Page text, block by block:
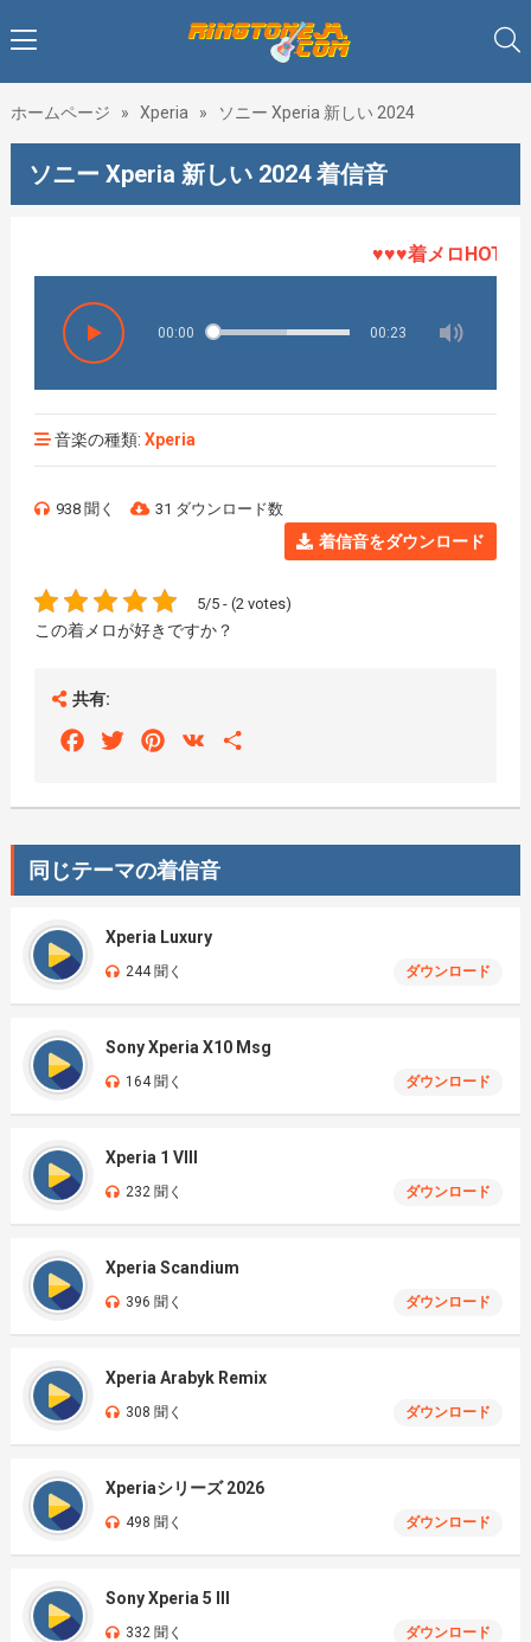
ホームページ » Xperia » ソニー Xperia 新しい 2024
ソニー Xperia 新しい 2024 着信音
♥♥♥着メロHOT、最
00:00 00:23
音楽の種類: Xperia
938 聞く 31 ダウンロード数
着信音をダウンロード
5/5 - (2 votes)
この着メロが好きですか？
共有:
FacebookTwitterPinterest
VK
同じテーマの着信音
Xperia Luxury
244 聞く ダウンロード
Sony Xperia X10 Msg
164 聞く ダウンロード
Xperia 1 VIII
232 聞く ダウンロード
Xperia Scandium
396 聞く ダウンロード
Xperia Arabyk Remix
308 聞く ダウンロード
Xperiaシリーズ 2026
498 聞く ダウンロード
Sony Xperia 5 III
332 聞く ダウンロード